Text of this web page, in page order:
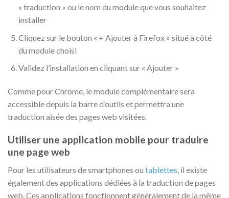
« traduction » ou le nom du module que vous souhaitez
installer
Cliquez sur le bouton « + Ajouter à Firefox » situé à côté
du module choisi
Validez l’installation en cliquant sur « Ajouter »
Comme pour Chrome, le module complémentaire sera
accessible depuis la barre d’outils et permettra une
traduction aisée des pages web visitées.
Utiliser une application mobile pour traduire
une page web
Pour les utilisateurs de smartphones ou tablettes , il existe
également des applications dédiées à la traduction de pages
web. Ces applications fonctionnent généralement de la même